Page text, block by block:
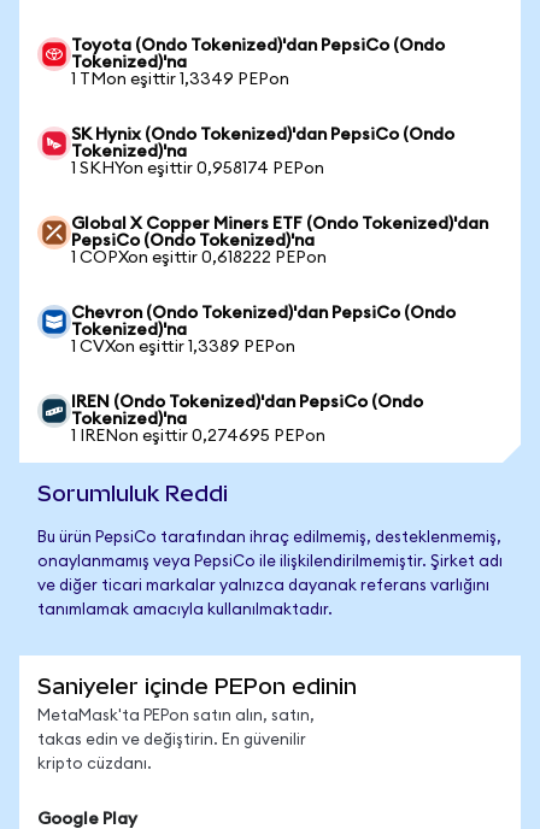
Toyota (Ondo Tokenized)'dan PepsiCo (Ondo
Tokenized)'na
1 TMon eşittir 1,3349 PEPon
SK Hynix (Ondo Tokenized)'dan PepsiCo (Ondo
Tokenized)'na
1 SKHYon eşittir 0,958174 PEPon
Global X Copper Miners ETF (Ondo Tokenized)'dan
PepsiCo (Ondo Tokenized)'na
1 COPXon eşittir 0,618222 PEPon
Chevron (Ondo Tokenized)'dan PepsiCo (Ondo
Tokenized)'na
1 CVXon eşittir 1,3389 PEPon
IREN (Ondo Tokenized)'dan PepsiCo (Ondo
Tokenized)'na
1 IRENon eşittir 0,274695 PEPon
Sorumluluk Reddi
Bu ürün PepsiCo tarafından ihraç edilmemiş, desteklenmemiş,
onaylanmamış veya PepsiCo ile ilişkilendirilmemiştir. Şirket adı
ve diğer ticari markalar yalnızca dayanak referans varlığını
tanımlamak amacıyla kullanılmaktadır.
Saniyeler içinde PEPon edinin
MetaMask'ta PEPon satın alın, satın,
takas edin ve değiştirin. En güvenilir
kripto cüzdanı.
Google Play